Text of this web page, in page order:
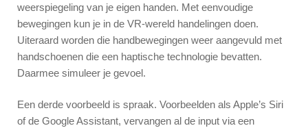
weerspiegeling van je eigen handen. Met eenvoudige
bewegingen kun je in de VR-wereld handelingen doen.
Uiteraard worden die handbewegingen weer aangevuld met
handschoenen die een haptische technologie bevatten.
Daarmee simuleer je gevoel.
Een derde voorbeeld is spraak. Voorbeelden als Apple’s Siri
of de Google Assistant, vervangen al de input via een